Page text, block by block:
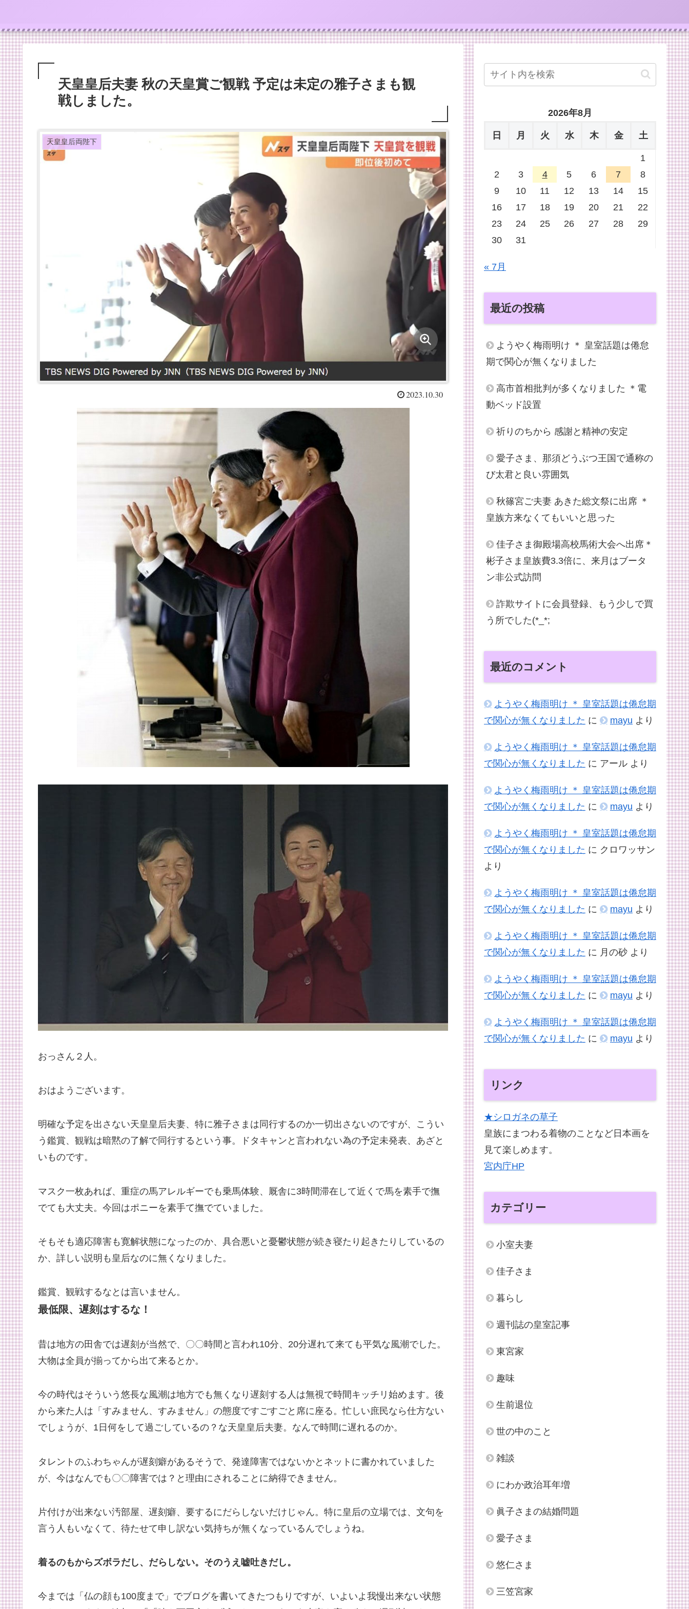
天皇皇后夫妻 秋の天皇賞ご観戦 予定は未定の雅子さまも観
戦しました。
天皇皇后両陛下
2023.10.30
おっさん２人。
おはようございます。
明確な予定を出さない天皇皇后夫妻、特に雅子さまは同行するのか一切出さないのですが、こうい
う鑑賞、観戦は暗黙の了解で同行するという事。ドタキャンと言われない為の予定未発表、あざと
いものです。
マスク一枚あれば、重症の馬アレルギーでも乗馬体験、厩舎に3時間滞在して近くで馬を素手で撫
でても大丈夫。今回はポニーを素手て撫でていました。
そもそも適応障害も寛解状態になったのか、具合悪いと憂鬱状態が続き寝たり起きたりしているの
か、詳しい説明も皇后なのに無くなりました。
鑑賞、観戦するなとは言いません。
最低限、遅刻はするな！
昔は地方の田舎では遅刻が当然で、〇〇時間と言われ10分、20分遅れて来ても平気な風潮でした。
大物は全員が揃ってから出て来るとか。
今の時代はそういう悠長な風潮は地方でも無くなり遅刻する人は無視で時間キッチリ始めます。後
から来た人は「すみません、すみません」の態度ですごすごと席に座る。忙しい庶民なら仕方ない
でしょうが、1日何をして過ごしているの？な天皇皇后夫妻。なんで時間に遅れるのか。
タレントのふわちゃんが遅刻癖があるそうで、発達障害ではないかとネットに書かれていました
が、今はなんでも〇〇障害では？と理由にされることに納得できません。
片付けが出来ない汚部屋、遅刻癖、要するにだらしないだけじゃん。特に皇后の立場では、文句を
言う人もいなくて、待たせて申し訳ない気持ちが無くなっているんでしょうね。
着るのもからズボラだし、だらしない。そのうえ嘘吐きだし。
今までは「仏の顔も100度まで」でブログを書いてきたつもりですが、いよいよ我慢出来ない状態
2026年8月
日 月 火 水 木 金 土
1
2
3 4 5 6 7
8
9
10 11 12 13 14
15
16
17 18 19 20 21
22
23
24 25 26 27 28
29
30
31
« 7月
最近の投稿
ようやく梅雨明け ＊ 皇室話題は倦怠
期で関心が無くなりました
高市首相批判が多くなりました ＊電
動ベッド設置
祈りのちから 感謝と精神の安定
愛子さま、那須どうぶつ王国で通称の
び太君と良い雰囲気
秋篠宮ご夫妻 あきた総文祭に出席 ＊
皇族方来なくてもいいと思った
佳子さま御殿場高校馬術大会へ出席＊
彬子さま皇族費3.3倍に、来月はブータ
ン非公式訪問
詐欺サイトに会員登録、もう少しで買
う所でした(*_*;
最近のコメント
ようやく梅雨明け ＊ 皇室話題は倦怠期
で関心が無くなりました に mayu より
ようやく梅雨明け ＊ 皇室話題は倦怠期
で関心が無くなりました に アール より
ようやく梅雨明け ＊ 皇室話題は倦怠期
で関心が無くなりました に mayu より
ようやく梅雨明け ＊ 皇室話題は倦怠期
で関心が無くなりました に クロワッサン
より
ようやく梅雨明け ＊ 皇室話題は倦怠期
で関心が無くなりました に mayu より
ようやく梅雨明け ＊ 皇室話題は倦怠期
で関心が無くなりました に 月の砂 より
ようやく梅雨明け ＊ 皇室話題は倦怠期
で関心が無くなりました に mayu より
ようやく梅雨明け ＊ 皇室話題は倦怠期
で関心が無くなりました に mayu より
リンク
★シロガネの草子
皇族にまつわる着物のことなど日本画を
見て楽しめます。
宮内庁HP
カテゴリー
小室夫妻
佳子さま
暮らし
週刊誌の皇室記事
東宮家
趣味
生前退位
世の中のこと
雑談
にわか政治耳年増
眞子さまの結婚問題
愛子さま
悠仁さま
三笠宮家